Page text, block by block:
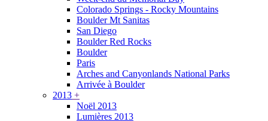
Colorado Springs - Rocky Mountains
Boulder Mt Sanitas
San Diego
Boulder Red Rocks
Boulder
Paris
Arches and Canyonlands National Parks
Arrivée à Boulder
2013 +
Noël 2013
Lumières 2013